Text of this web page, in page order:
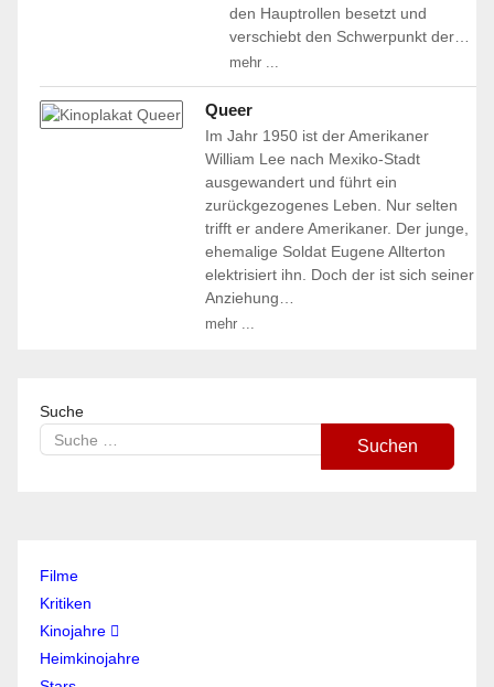
den Hauptrollen besetzt und
verschiebt den Schwerpunkt der…
mehr ...
Queer
Im Jahr 1950 ist der Amerikaner
William Lee nach Mexiko-Stadt
ausgewandert und führt ein
zurückgezogenes Leben. Nur selten
trifft er andere Amerikaner. Der junge,
ehemalige Soldat Eugene Allterton
elektrisiert ihn. Doch der ist sich seiner
Anziehung…
mehr ...
Suche
Suchen
Filme
Kritiken
Kinojahre
Heimkinojahre